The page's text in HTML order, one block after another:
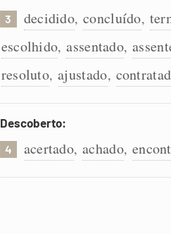
3 decidido, concluído,
escolhido, assentado,
resoluto, ajustado,
Descoberto:
4 acertado, achado,